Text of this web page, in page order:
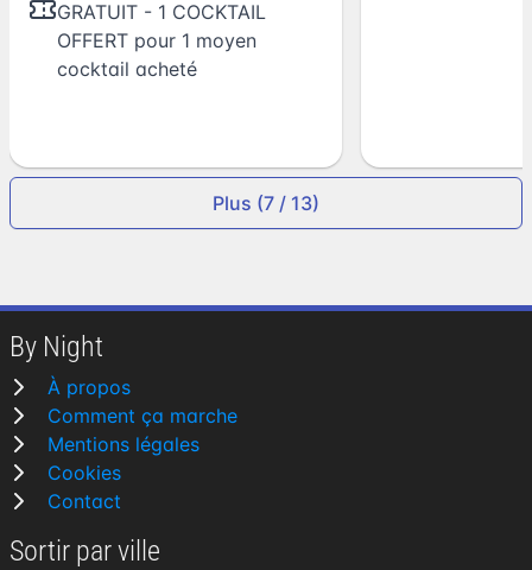
GRATUIT - 1 COCKTAIL
OFFERT pour 1 moyen
cocktail acheté
Plus (7 / 13)
By Night
À propos
Comment ça marche
Mentions légales
Cookies
Contact
Sortir par ville